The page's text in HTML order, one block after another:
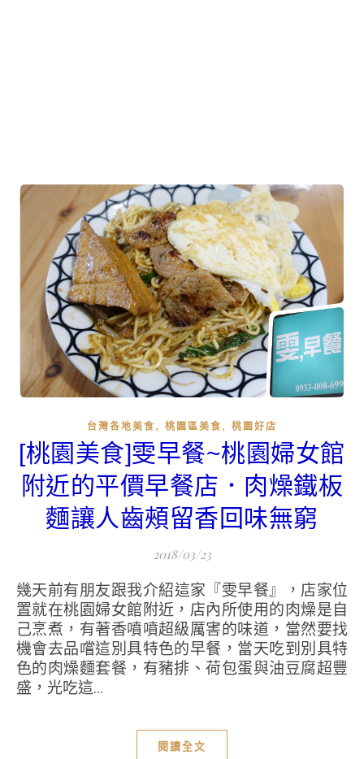
台灣各地美食 , 桃園區美食 , 桃園好店
[桃園美食]雯早餐~桃園婦女館
附近的平價早餐店．肉燥鐵板
麵讓人齒頰留香回味無窮
2018/03/23
幾天前有朋友跟我介紹這家『雯早餐』，店家位
置就在桃園婦女館附近，店內所使用的肉燥是自
己烹煮，有著香噴噴超級厲害的味道，當然要找
機會去品嚐這別具特色的早餐，當天吃到別具特
色的肉燥麵套餐，有豬排、荷包蛋與油豆腐超豐
盛，光吃這...
閱讀全文